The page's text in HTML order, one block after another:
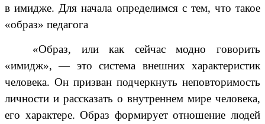
в имидже. Для начала определимся с тем, что такое
«образ» педагога
«Образ, или как сейчас модно говорить
«имидж», — это система внешних характеристик
человека. Он призван подчеркнуть неповторимость
личности и рассказать о внутреннем мире человека,
его характере. Образ формирует отношение людей